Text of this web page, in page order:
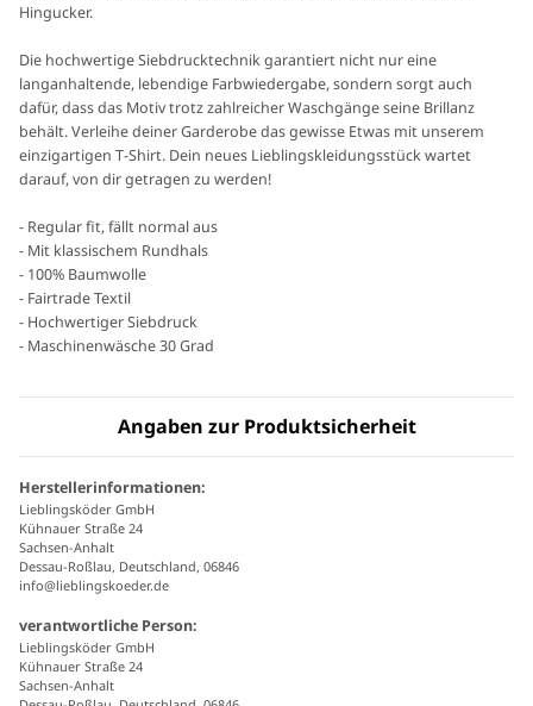
Hingucker.
Die hochwertige Siebdrucktechnik garantiert nicht nur eine
langanhaltende, lebendige Farbwiedergabe, sondern sorgt auch
dafür, dass das Motiv trotz zahlreicher Waschgänge seine Brillanz
behält. Verleihe deiner Garderobe das gewisse Etwas mit unserem
einzigartigen T-Shirt. Dein neues Lieblingskleidungsstück wartet
darauf, von dir getragen zu werden!
- Regular fit, fällt normal aus
- Mit klassischem Rundhals
- 100% Baumwolle
- Fairtrade Textil
- Hochwertiger Siebdruck
- Maschinenwäsche 30 Grad
Angaben zur Produktsicherheit
Herstellerinformationen:
Lieblingsköder GmbH
Kühnauer Straße 24
Sachsen-Anhalt
Dessau-Roßlau, Deutschland, 06846
info@lieblingskoeder.de
verantwortliche Person:
Lieblingsköder GmbH
Kühnauer Straße 24
Sachsen-Anhalt